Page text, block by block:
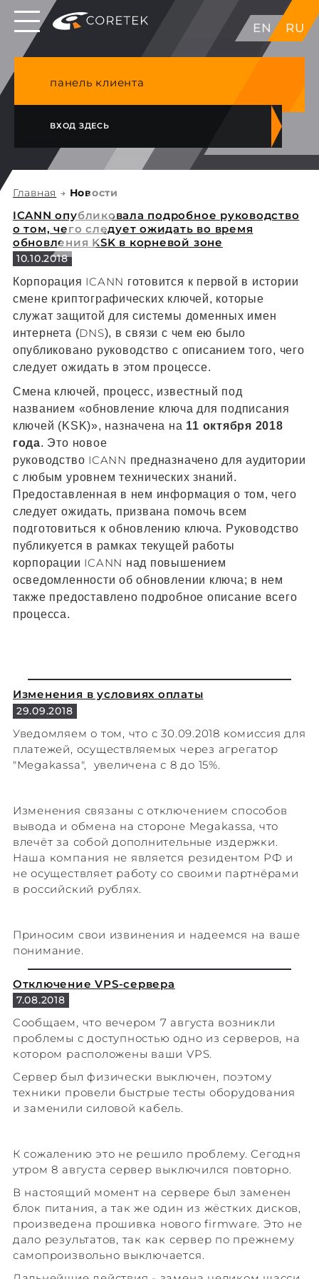
EN RU
Выделенные серверы в ЕС, Японии, ГК, США
NVME VPS & cPanel премиум хостинг в
панель клиента
ВХОД ЗДЕСЬ
Главная → Новости
ICANN опубликовала подробное руководство
о том, чего следует ожидать во время
обновления KSK в корневой зоне
10.10.2018
Корпорация ICANN готовится к первой в истории
смене криптографических ключей, которые
служат защитой для системы доменных имен
интернета (DNS), в связи с чем ею было
опубликовано руководство с описанием того, чего
следует ожидать в этом процессе.
Смена ключей, процесс, известный под
названием «обновление ключа для подписания
ключей (KSK)», назначена на 11 октября 2018
года. Это новое
руководство ICANN предназначено для аудитории
с любым уровнем технических знаний.
Предоставленная в нем информация о том, чего
следует ожидать, призвана помочь всем
подготовиться к обновлению ключа. Руководство
публикуется в рамках текущей работы
корпорации ICANN над повышением
осведомленности об обновлении ключа; в нем
также предоставлено подробное описание всего
процесса.
Изменения в условиях оплаты
29.09.2018
Уведомляем о том, что с 30.09.2018 комиссия для
платежей, осуществляемых через агрегатор
"Megakassa", увеличена с 8 до 15%.
Изменения связаны с отключением способов
вывода и обмена на стороне Megakassa, что
влечёт за собой дополнительные издержки.
Наша компания не является резидентом РФ и
не осуществляет работу со своими партнёрами
в российский рублях.
Приносим свои извинения и надеемся на ваше
понимание.
Отключение VPS-сервера
7.08.2018
Сообщаем, что вечером 7 августа возникли
проблемы с доступностью одно из серверов, на
котором расположены ваши VPS.
Сервер был физически выключен, поэтому
техники провели быстрые тесты оборудования
и заменили силовой кабель.
К сожалению это не решило проблему. Сегодня
утром 8 августа сервер выключился повторно.
В настоящий момент на сервере был заменен
блок питания, а так же один из жёстких дисков,
произведена прошивка нового firmware. Это не
дало результатов, так как сервер по прежнему
самопроизвольно выключается.